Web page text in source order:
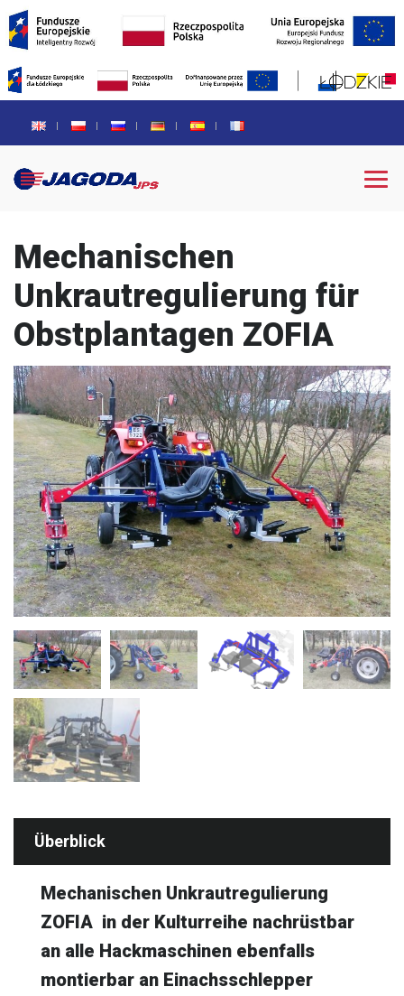
Mechanischen
Unkrautregulierung für
Obstplantagen ZOFIA
Überblick
Mechanischen Unkrautregulierung
ZOFIA in der Kulturreihe nachrüstbar
an alle Hackmaschinen ebenfalls
montierbar an Einachsschlepper